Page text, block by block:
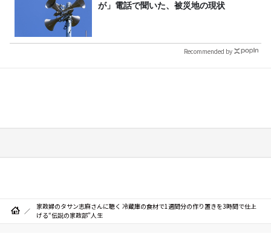
が」電話で聞いた、被災地の現状
Recommended by
家政婦のタサン志麻さんに聴く 冷蔵庫の食材で1週間分の作り置きを3時間で仕上
げる“伝説の家政部”人生